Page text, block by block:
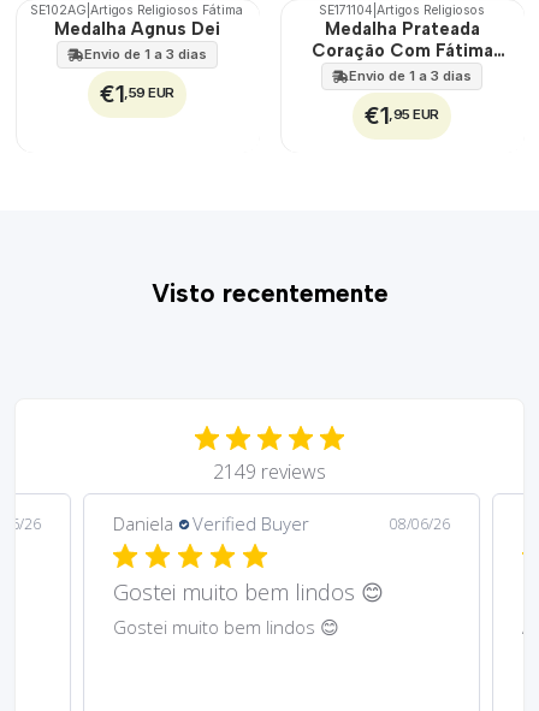
TOP
SE102AG |Artigos Religiosos Fátima
Medalha Agnus Dei
Envio de 1 a 3 dias
€1,59 EUR
SE171104 |Artigos Religiosos
Medalha Prateada
Coração Com Fátima
Lapidada
Envio de 1 a 3 dias
€1,95 EUR
Visto recentemente
2149 reviews
26 Daniela Verified Buyer 08/06/26
Gostei muito bem lindos 😊
Gostei muito bem lindos 😊